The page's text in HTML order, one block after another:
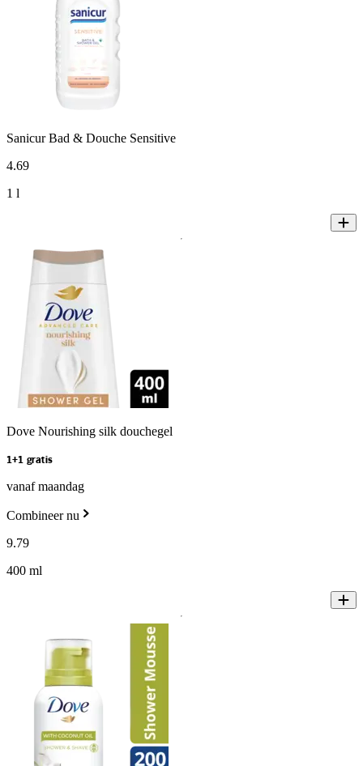
Sanicur Bad & Douche Sensitive
4.69
1 l
Dove Nourishing silk douchegel
1+1 gratis
vanaf maandag
Combineer nu
9.79
400 ml